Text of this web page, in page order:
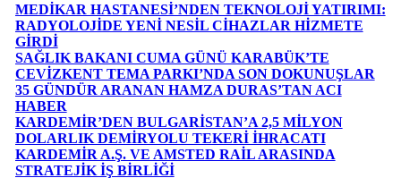
MEDİKAR HASTANESİ’NDEN TEKNOLOJİ YATIRIMI:
RADYOLOJİDE YENİ NESİL CİHAZLAR HİZMETE
GİRDİ
SAĞLIK BAKANI CUMA GÜNÜ KARABÜK’TE
CEVİZKENT TEMA PARKI’NDA SON DOKUNUŞLAR
35 GÜNDÜR ARANAN HAMZA DURAS’TAN ACI
HABER
KARDEMİR’DEN BULGARİSTAN’A 2,5 MİLYON
DOLARLIK DEMİRYOLU TEKERİ İHRACATI
KARDEMİR A.Ş. VE AMSTED RAİL ARASINDA
STRATEJİK İŞ BİRLİĞİ